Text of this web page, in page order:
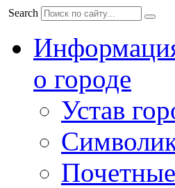
Search
о городе
Устав